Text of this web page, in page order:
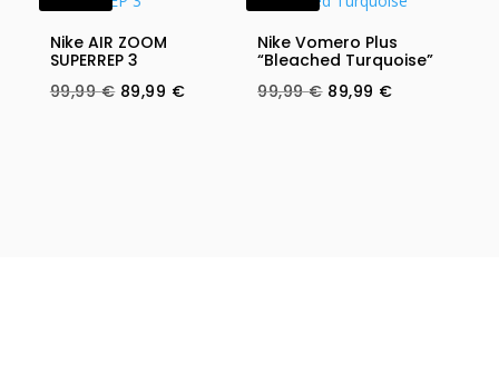
Nike AIR ZOOM
SUPERREP 3
99,99€ Original
89,99 €Current
Nike Vomero Plus
“Bleached Turquoise”
99,99€ Original
89,99 €Current